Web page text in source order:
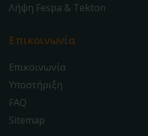
Λήψη Fespa & Tekton
Επικοινωνία
Επικοινωνία
Υποστήριξη
FAQ
Sitemap